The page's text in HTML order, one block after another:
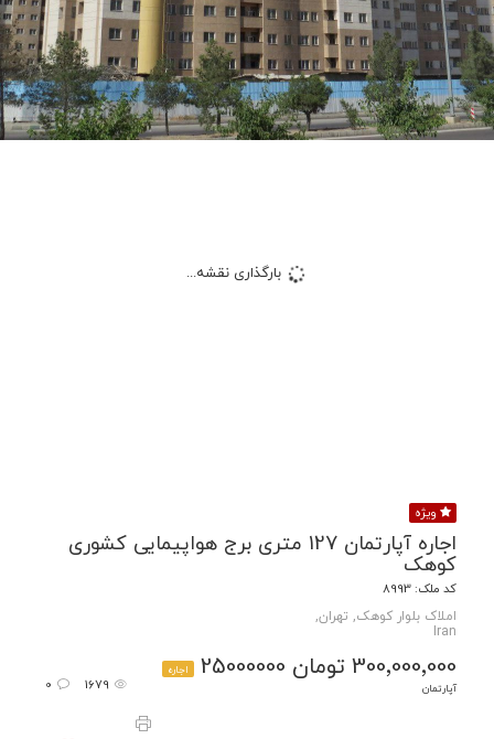
بارگذاری نقشه...
ویژه
اجاره آپارتمان 127 متری برج هواپیمایی کشوری
کوهک
کد ملک: 8993
املاک بلوار کوهک, تهران,
Iran
300٬000٬000 تومان 25000000
اجاره
آپارتمان
1679
0